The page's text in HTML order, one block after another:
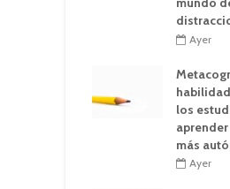
Ayer
los
más
Ayer